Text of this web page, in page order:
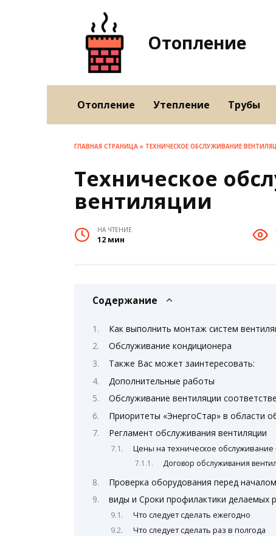
Отопление
Отопление Утепление Трубы
ГЛАВНАЯ СТРАНИЦА » ТЕХНИЧЕСКОЕ ОБСЛУЖИВАНИЕ
Техническое
вентиляции
НА ЧТЕНИЕ
12 мин
Содержание
Как выполнить монтаж систем
Обслуживание кондиционера
Также Вас может заинтересовать:
Дополнительные работы
Обслуживание вентиляции
Приоритеты «ЭнергоСтар» в области
Регламент обслуживания вентиляции
Цены на техническое обслуживание
Договор обслуживания
Проверка оборудования перед
виды и Сроки профилактики делаемых
Что следует сделать ежегодно
Что следует сделать раз в полгода